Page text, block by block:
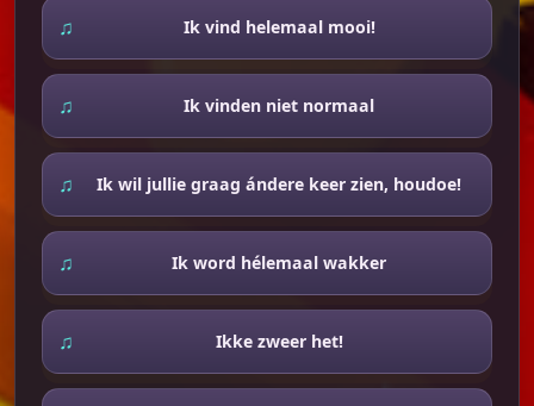
Ik vind helemaal mooi!
Ik vinden niet normaal
Ik wil jullie graag ándere keer zien, houdoe!
Ik word hélemaal wakker
Ikke zweer het!